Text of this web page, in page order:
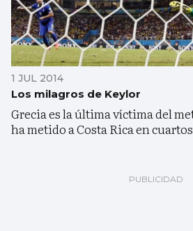
1 JUL 2014
Los milagros de Keylor
Grecia es la última víctima del
ha metido a Costa Rica en cuartos